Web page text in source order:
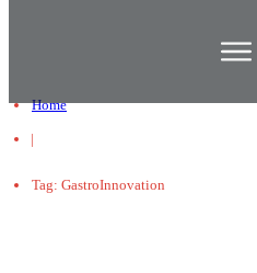
Home
|
Tag: GastroInnovation